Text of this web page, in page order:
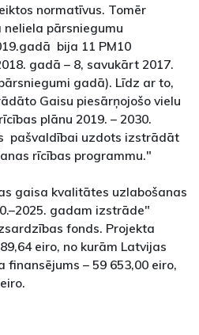
normatīvus. Tomēr
pārsniegumu
bija 11 PM10
gadā – 8, savukārt 2017.
gadā). Līdz ar to,
Gaisu piesārņojošo vielu
plānu 2019. – 2030.
pašvaldībai uzdots izstrādāt
rīcības programmu."
gaisa kvalitātes uzlabošanas
gadam izstrāde"
fonds. Projekta
eiro, no kurām Latvijas
– 59 653,00 eiro,